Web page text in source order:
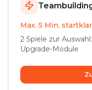
Max. 5 Min. startklar
2 Spiele zur
Upgrade-Module